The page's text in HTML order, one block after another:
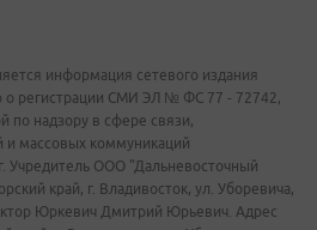
информация сетевого издания
о регистрации СМИ ЭЛ № ФС 77 - 72742,
по надзору в сфере связи,
и массовых коммуникаций
Учредитель ООО "Дальневосточный
край, г. Владивосток, ул. Уборевича,
Юркевич Дмитрий Юрьевич. Адрес